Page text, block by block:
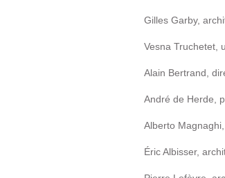
Gilles Garby,
Vesna Truchetet,
Alain Bertrand,
André de Herde,
Alberto
Éric Albisser,